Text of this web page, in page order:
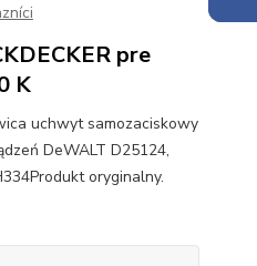
pre
K
uchwyt samozaciskowy
DeWALT D25124,
oryginalny.